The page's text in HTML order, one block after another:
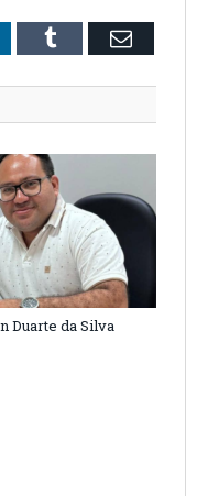
Tumblr Email
Duarte da Silva